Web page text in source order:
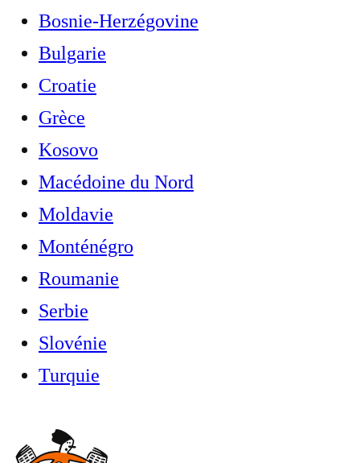
Bosnie-Herzégovine
Bulgarie
Croatie
Grèce
Kosovo
Macédoine du Nord
Moldavie
Monténégro
Roumanie
Serbie
Slovénie
Turquie